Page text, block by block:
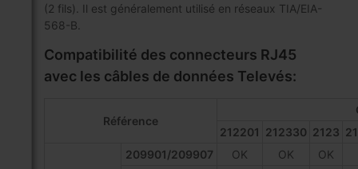
(2 fils). Il est généralement utilisé en réseaux TIA/EIA-
568-B.
Compatibilité des connecteurs RJ45
avec les câbles de données Televés:
Référence
212201 212330 2123
209901/209907 OK OK
OK